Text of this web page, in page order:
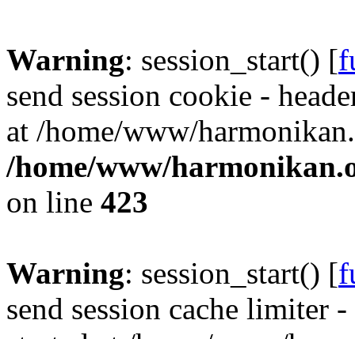
Warning: session_start() [
send session cookie -
at /home/www/
/home/www/
on line 423
Warning: session_start() [
send session cache limiter